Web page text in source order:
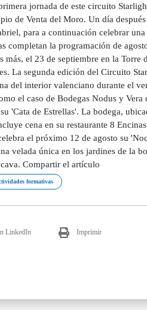
jornada de este circuito
de Venta del Moro. Un día
para a continuación celebrar
completan la programación de
más, el 23 de septiembre en la
La segunda edición del Circuito
del interior valenciano durante el
el caso de Bodegas Nodus y
'Cata de Estrellas'. La bodega,
cena en su restaurante 8
el próximo 12 de agosto su
velada única en los jardines de la
Compartir el artículo
formativas
LinkedIn Imprimir